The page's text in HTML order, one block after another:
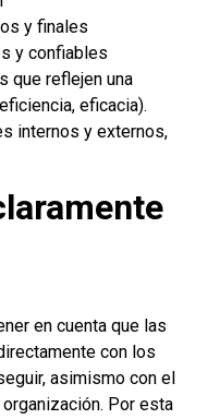
y finales
y confiables
que reflejen una
eficacia).
internos y externos,
en cuenta que las
con los
asimismo con el
Por esta